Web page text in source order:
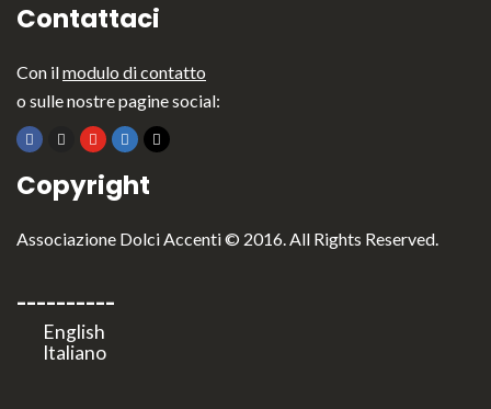
Contattaci
Con ilmodulo di contatto
o sulle nostre pagine social:
Copyright
Associazione Dolci Accenti © 2016. All Rights Reserved.
----------